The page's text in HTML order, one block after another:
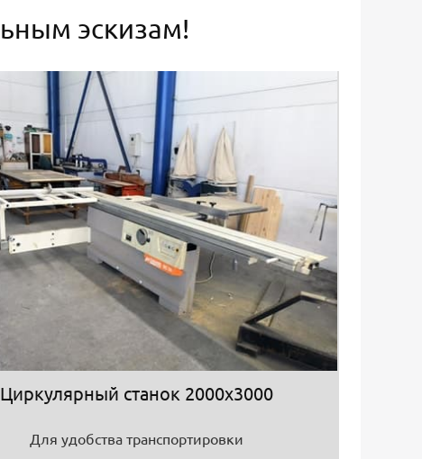
эскизам!
Циркулярный станок 2000х3000
Для удобства транспортировки